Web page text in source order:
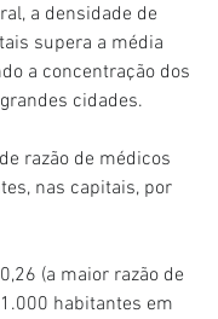
a densidade de
supera a média
a concentração dos
cidades.
razão de médicos
nas capitais, por
(a maior razão de
habitantes em